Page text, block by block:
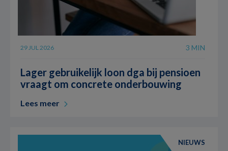
29 JUL 2026 3 MIN
Lager gebruikelijk loon dga bij pensioen
vraagt om concrete onderbouwing
Lees meer
NIEUWS